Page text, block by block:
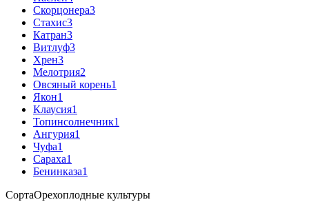
Скорцонера3
Стахис3
Катран3
Витлуф3
Хрен3
Мелотрия2
Овсяный корень1
Якон1
Клаусия1
Топинсолнечник1
Ангурия1
Чуфа1
Сараха1
Бенинказа1
СортаОрехоплодные культуры